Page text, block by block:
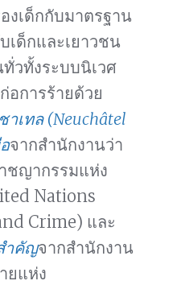
งเด็กกับมาตรฐาน
เด็กและเยาวชน
วทั้งระบบนิเวศ
อการร้ายด้วย
เทล (Neuchâtel
จากสำนักงานว่า
ชญากรรมแห่ง
Nations
Crime) และ
ำคัญจากสำนักงาน
ยแห่ง